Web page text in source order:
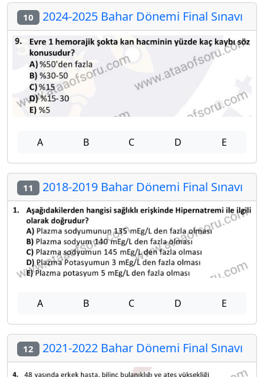
10 2024-2025 Bahar Dönemi Final Sınavı
A B C D E
11 2018-2019 Bahar Dönemi Final Sınavı
A B C D E
12 2021-2022 Bahar Dönemi Final Sınavı